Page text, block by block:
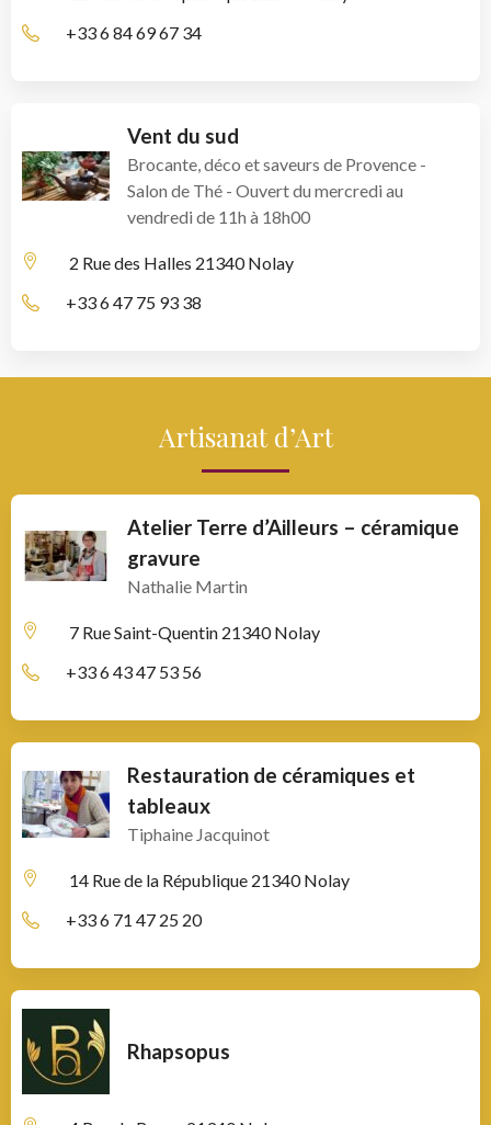
+33 6 84 69 67 34
Vent du sud
Brocante, déco et saveurs de Provence -
Salon de Thé - Ouvert du mercredi au
vendredi de 11h à 18h00
2 Rue des Halles 21340 Nolay
+33 6 47 75 93 38
Artisanat d’Art
Atelier Terre d’Ailleurs – céramique
gravure
Nathalie Martin
7 Rue Saint-Quentin 21340 Nolay
+33 6 43 47 53 56
Restauration de céramiques et
tableaux
Tiphaine Jacquinot
14 Rue de la République 21340 Nolay
+33 6 71 47 25 20
Rhapsopus